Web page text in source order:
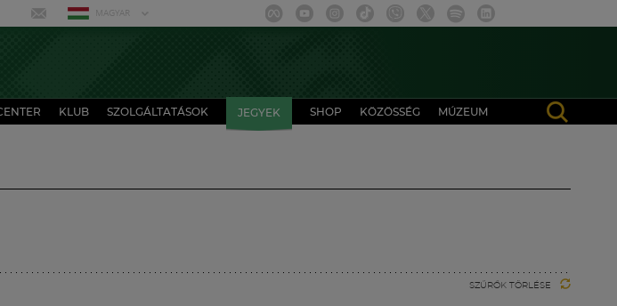
MAGYAR
KLUB SZOLGÁLTATÁSOK JEGYEK SHOP KÖZÖSSÉG MÚZEUM
SZŰRŐK TÖRLÉSE